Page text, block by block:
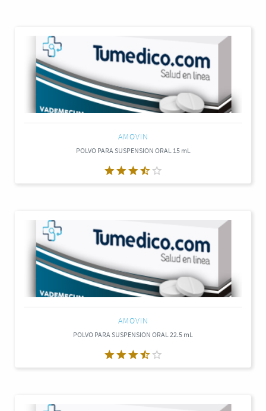
AMOVIN
POLVO PARA SUSPENSION ORAL 15 mL
AMOVIN
POLVO PARA SUSPENSION ORAL 22.5 mL